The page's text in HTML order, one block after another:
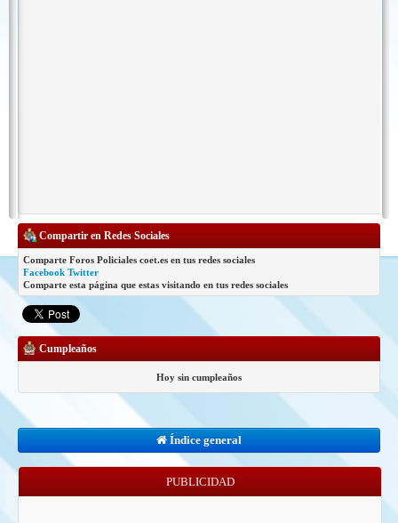
Compartir en Redes Sociales
Comparte Foros Policiales coet.es en tus redes sociales
Facebook Twitter
Comparte esta página que estas visitando en tus redes sociales
Cumpleaños
Hoy sin cumpleaños
Índice general
PUBLICIDAD